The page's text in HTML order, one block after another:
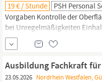
19 € / Stunde PSH Personal
Vorgaben Kontrolle der
bei Unregelmäßigkeiten
Umwelt- und
Unbefristeter Arbeitsvertrag
Übertarifliche...
Ausbildung Fachkraft
23.05.2026 Nordrhein Westfalen,